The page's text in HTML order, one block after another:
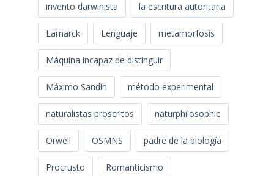
invento darwinista la escritura autoritaria
Lamarck Lenguaje metamorfosis
Máquina incapaz de distinguir
Máximo Sandín método experimental
naturalistas proscritos naturphilosophie
Orwell OSMNS padre de la biología
Procrusto Romanticismo